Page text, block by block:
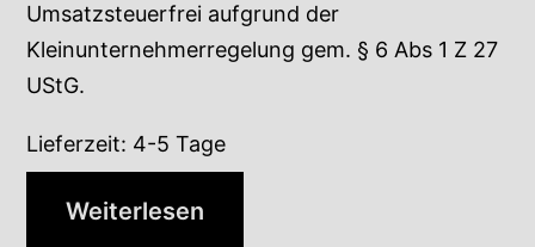
Umsatzsteuerfrei aufgrund der
Kleinunternehmerregelung gem. § 6 Abs 1 Z 27
UStG.
Lieferzeit: 4-5 Tage
Weiterlesen